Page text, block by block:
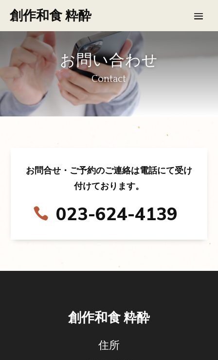
創作和食 粋酔
お問い合わせ
Contact
お問合せ・ご予約のご連絡は電話にて受け
付けております。
 023-624-4139
創作和食 粋酔
住所